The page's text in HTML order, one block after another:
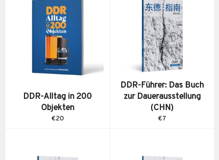
DDR-Alltag in 200
Objekten
Normaler
€20
DDR-Führer: Das Buch
zur Dauerausstellung
(CHN)
Normaler
€7